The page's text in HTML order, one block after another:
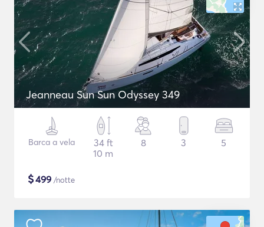
Jeanneau Sun Sun Odyssey 349
Barca a vela
34 ft
10 m
8 3 5
$499 /notte